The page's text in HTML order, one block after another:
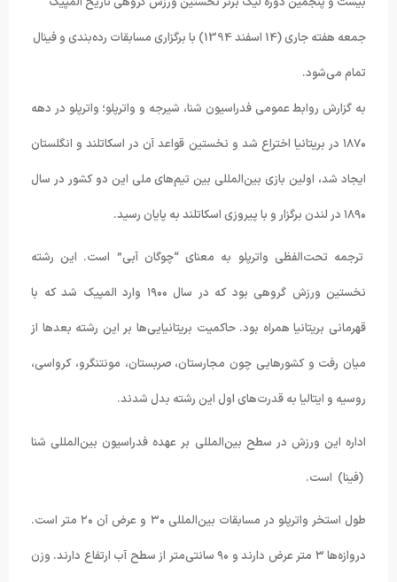
جمعه هفته جاری (14 اسفند 1394) با برگزاری مسابقات رده‌بندی و فینال
تمام می‌شود.
به گزارش روابط عمومی فدراسیون شنا، شیرجه و واترپلو؛ واترپلو در دهه
۱۸۷۰ در بریتانیا اختراع شد و نخستین قواعد آن در اسکاتلند و انگلستان
ایجاد شد، اولین بازی بین‌المللی بین تیم‌های ملی این دو کشور در سال
۱۸۹۰ در لندن برگزار و با پیروزی اسکاتلند به پایان رسید.
ترجمه تحت‌الفظی واترپلو به معنای “چوگان آبی” است. این رشته
نخستین ورزش گروهی بود که در سال ۱۹۰۰ وارد المپیک شد که با
قهرمانی بریتانیا همراه بود. حاکمیت بریتانیایی‌ها بر این رشته بعدها از
میان رفت و کشورهایی چون مجارستان، صربستان، مونتنگرو، کرواسی،
روسیه و ایتالیا به قدرت‌های اول این رشته بدل شدند.
اداره این ورزش در سطح بین‌المللی بر عهده فدراسیون بین‌المللی شنا
(فینا) است.
طول استخر واترپلو در مسابقات بین‌المللی ۳۰ و عرض آن ۲۰ متر است.
دروازه‌ها ۳ متر عرض دارند و ۹۰ سانتی‌متر از سطح آب ارتفاع دارند. وزن